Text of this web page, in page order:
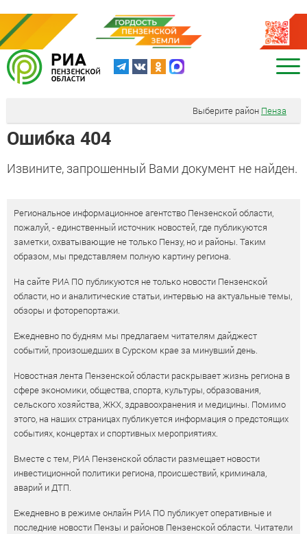
Выберите район Пенза
Ошибка 404
Извините, запрошенный Вами документ не найден.
Региональное информационное агентство Пензенской области,
пожалуй, - единственный источник новостей, где публикуются
заметки, охватывающие не только Пензу, но и районы. Таким
образом, мы представляем полную картину региона.
На сайте РИА ПО публикуются не только новости Пензенской
области, но и аналитические статьи, интервью на актуальные темы,
обзоры и фоторепортажи.
Ежедневно по будням мы предлагаем читателям дайджест
событий, произошедших в Сурском крае за минувший день.
Новостная лента Пензенской области раскрывает жизнь региона в
сфере экономики, общества, спорта, культуры, образования,
сельского хозяйства, ЖКХ, здравоохранения и медицины. Помимо
этого, на наших страницах публикуется информация о предстоящих
событиях, концертах и спортивных мероприятиях.
Вместе с тем, РИА Пензенской области размещает новости
инвестиционной политики региона, происшествий, криминала,
аварий и ДТП.
Ежедневно в режиме онлайн РИА ПО публикует оперативные и
последние новости Пензы и районов Пензенской области. Читатели